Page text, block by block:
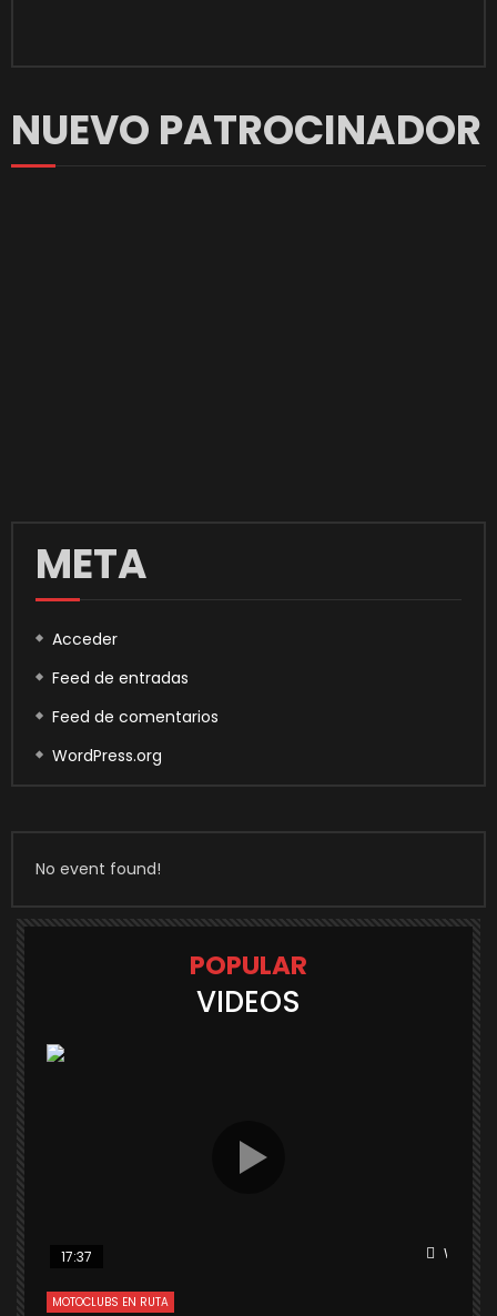
NUEVO PATROCINADOR
META
Acceder
Feed de entradas
Feed de comentarios
WordPress.org
No event found!
POPULAR
VIDEOS
Watch
17:37
MOTOCLUBS EN RUTA